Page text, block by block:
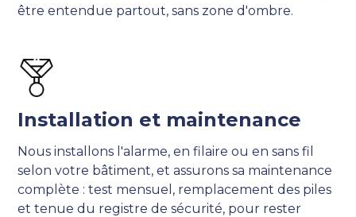
être entendue partout, sans zone d'ombre.
Installation et maintenance
Nous installons l'alarme, en filaire ou en sans fil
selon votre bâtiment, et assurons sa maintenance
complète : test mensuel, remplacement des piles
et tenue du registre de sécurité, pour rester